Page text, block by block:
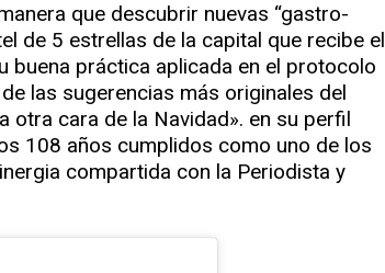
que descubrir nuevas “gastro-
de 5 estrellas de la capital que recibe el
buena práctica aplicada en el protocolo
las sugerencias más originales del
otra cara de la Navidad». en su perfil
108 años cumplidos como uno de los
compartida con la Periodista y